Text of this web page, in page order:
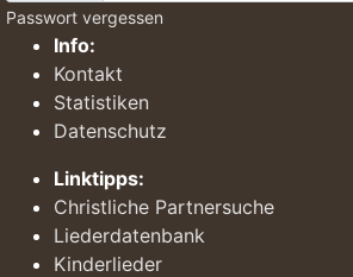
Passwort vergessen
Info:
Kontakt
Statistiken
Datenschutz
Linktipps:
Christliche Partnersuche
Liederdatenbank
Kinderlieder